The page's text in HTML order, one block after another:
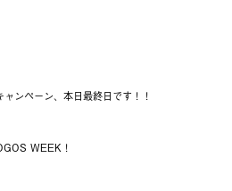
ンペーン、本日最終日です！！
WEEK！